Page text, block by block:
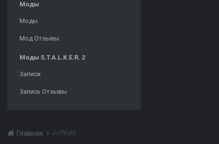
Моды
Моды
Мод Отзывы
Моды S.T.A.L.K.E.R. 2
Записи
Запись Отзывы
Главная JoWuld